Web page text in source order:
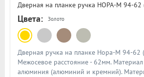
Дверная на планке ручка НОРА-М 94-62
Цвета: Золото
Дверная ручка на планке Нора-М 94-62
Межосевое расстояние - 62мм. Материал
алюминия (алюминий и кремний).